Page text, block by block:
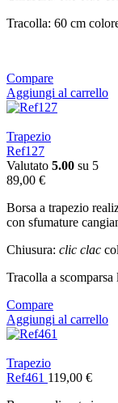
Tracolla: 60 cm
Compare
Aggiungi al carrello
Trapezio
Ref127
Valutato 5.00 su 5
89,00 €
Borsa a trapezio
con sfumature
Chiusura: clic clac
Tracolla a
Compare
Aggiungi al carrello
Trapezio
Ref461 119,00 €